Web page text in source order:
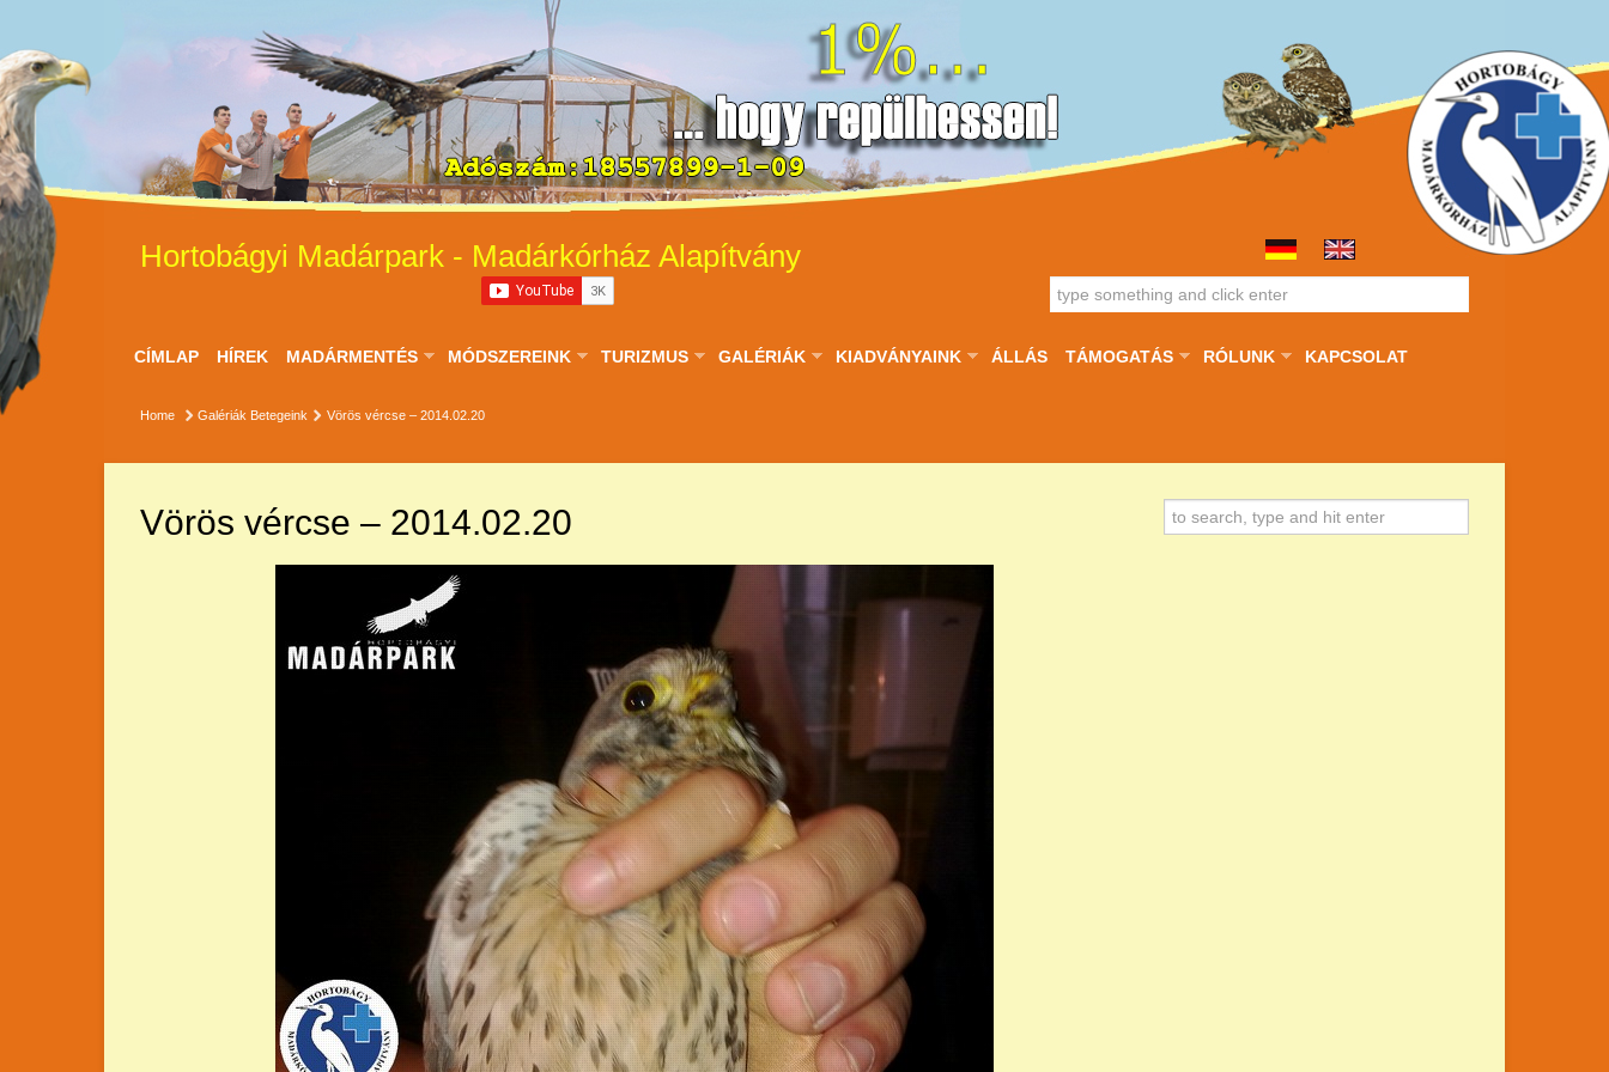
Hortobágyi Madárpark - Madárkórház Alapítvány
CÍMLAP HÍREK MADÁRMENTÉS MÓDSZEREINK TURIZMUS GALÉRIÁK KIADVÁNYAINK ÁLLÁS TÁMOGATÁS RÓLUNK KAPCSOLAT
Home Galériák Betegeink Vörös vércse – 2014.02.20
Vörös vércse – 2014.02.20